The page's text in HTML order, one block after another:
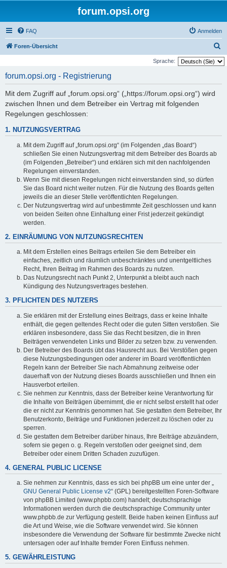
forum.opsi.org
FAQ Anmelden
Foren-Übersicht
u
Sprache:
forum.opsi.org - Registrierung
Mit dem Zugriff auf „forum.opsi.org“ („https://forum.opsi.org“) wird
zwischen Ihnen und dem Betreiber ein Vertrag mit folgenden
Regelungen geschlossen:
1. NUTZUNGSVERTRAG
Mit dem Zugriff auf „forum.opsi.org“ (im Folgenden „das Board“)
schließen Sie einen Nutzungsvertrag mit dem Betreiber des Boards ab
(im Folgenden „Betreiber“) und erklären sich mit den nachfolgenden
Regelungen einverstanden.
Wenn Sie mit diesen Regelungen nicht einverstanden sind, so dürfen
Sie das Board nicht weiter nutzen. Für die Nutzung des Boards gelten
jeweils die an dieser Stelle veröffentlichten Regelungen.
Der Nutzungsvertrag wird auf unbestimmte Zeit geschlossen und kann
von beiden Seiten ohne Einhaltung einer Frist jederzeit gekündigt
werden.
2. EINRÄUMUNG VON NUTZUNGSRECHTEN
Mit dem Erstellen eines Beitrags erteilen Sie dem Betreiber ein
einfaches, zeitlich und räumlich unbeschränktes und unentgeltliches
Recht, Ihren Beitrag im Rahmen des Boards zu nutzen.
Das Nutzungsrecht nach Punkt 2, Unterpunkt a bleibt auch nach
Kündigung des Nutzungsvertrages bestehen.
3. PFLICHTEN DES NUTZERS
Sie erklären mit der Erstellung eines Beitrags, dass er keine Inhalte
enthält, die gegen geltendes Recht oder die guten Sitten verstoßen. Sie
erklären insbesondere, dass Sie das Recht besitzen, die in Ihren
Beiträgen verwendeten Links und Bilder zu setzen bzw. zu verwenden.
Der Betreiber des Boards übt das Hausrecht aus. Bei Verstößen gegen
diese Nutzungsbedingungen oder anderer im Board veröffentlichten
Regeln kann der Betreiber Sie nach Abmahnung zeitweise oder
dauerhaft von der Nutzung dieses Boards ausschließen und Ihnen ein
Hausverbot erteilen.
Sie nehmen zur Kenntnis, dass der Betreiber keine Verantwortung für
die Inhalte von Beiträgen übernimmt, die er nicht selbst erstellt hat oder
die er nicht zur Kenntnis genommen hat. Sie gestatten dem Betreiber, Ihr
Benutzerkonto, Beiträge und Funktionen jederzeit zu löschen oder zu
sperren.
Sie gestatten dem Betreiber darüber hinaus, Ihre Beiträge abzuändern,
sofern sie gegen o. g. Regeln verstoßen oder geeignet sind, dem
Betreiber oder einem Dritten Schaden zuzufügen.
4. GENERAL PUBLIC LICENSE
Sie nehmen zur Kenntnis, dass es sich bei phpBB um eine unter der „
GNU General Public License v2“ (GPL) bereitgestellten Foren-Software
von phpBB Limited (www.phpbb.com) handelt; deutschsprachige
Informationen werden durch die deutschsprachige Community unter
www.phpbb.de zur Verfügung gestellt. Beide haben keinen Einfluss auf
die Art und Weise, wie die Software verwendet wird. Sie können
insbesondere die Verwendung der Software für bestimmte Zwecke nicht
untersagen oder auf Inhalte fremder Foren Einfluss nehmen.
5. GEWÄHRLEISTUNG